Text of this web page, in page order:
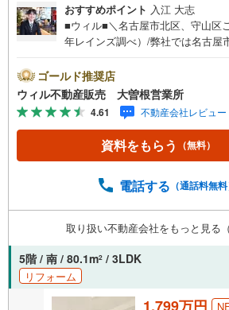
おすすめポイント 入江 大志
■ウィル■＼名古屋市北区、守山区
年レインズ調べ）/弊社では名古屋
立地環境はもちろん、過去にお任
をもとに住環境を提案致します。
ある方へ/不動産業者間で情報が共
屋市全域やその他隣接エリアでも
ィル 大曽根営業所】◎地下鉄名
根」駅徒歩1分◎お子様が遊べる
りやすくなっております。ぜひお
ボタンよりご希望の日時をご記入
にご案内が可能です。
ゴールド推奨店
ウィル不動産販売 大曽根営業所
4.61 不動産会社レビュ
資料をもらう （無料）
電話する （通話料無料
取り扱い不動産会社をもっと見る（
5階 / 南 / 80.1m2 / 3LDK
リフォーム
1,799万円